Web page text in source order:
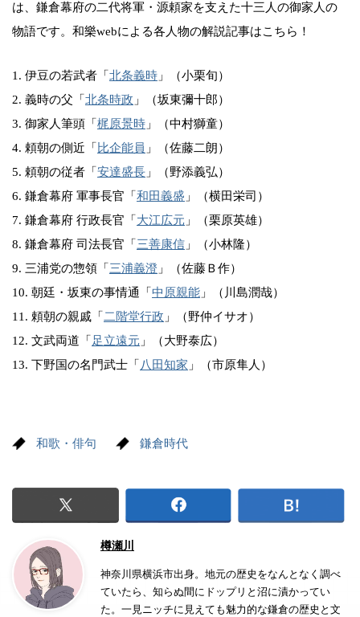
は、鎌倉幕府の二代将軍・源頼家を支えた十三人の御家人の
物語です。和樂webによる各人物の解説記事はこちら！
1. 伊豆の若武者「 北条義時 」（小栗旬）
2. 義時の父「 北条時政 」（坂東彌十郎）
3. 御家人筆頭「 梶原景時 」（中村獅童）
4. 頼朝の側近「 比企能員 」（佐藤二朗）
5. 頼朝の従者「 安達盛長 」（野添義弘）
6. 鎌倉幕府 軍事長官「 和田義盛 」（横田栄司）
7. 鎌倉幕府 行政長官「 大江広元 」（栗原英雄）
8. 鎌倉幕府 司法長官「 三善康信 」（小林隆）
9. 三浦党の惣領「 三浦義澄 」（佐藤Ｂ作）
10. 朝廷・坂東の事情通「 中原親能 」（川島潤哉）
11. 頼朝の親戚「 二階堂行政 」（野仲イサオ）
12. 文武両道「 足立遠元 」（大野泰広）
13. 下野国の名門武士「 八田知家 」（市原隼人）
和歌・俳句 鎌倉時代
樽瀬川
神奈川県横浜市出身。地元の歴史をなんとなく調べ
ていたら、知らぬ間にドップリと沼に漬かってい
た。一見ニッチに見えても魅力的な鎌倉の歴史と文